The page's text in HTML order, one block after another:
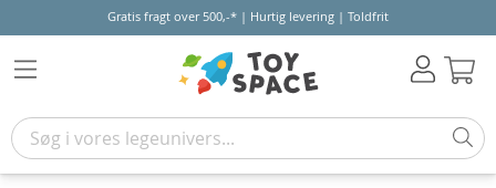
Gratis fragt over 500,-* | Hurtig levering | Toldfrit